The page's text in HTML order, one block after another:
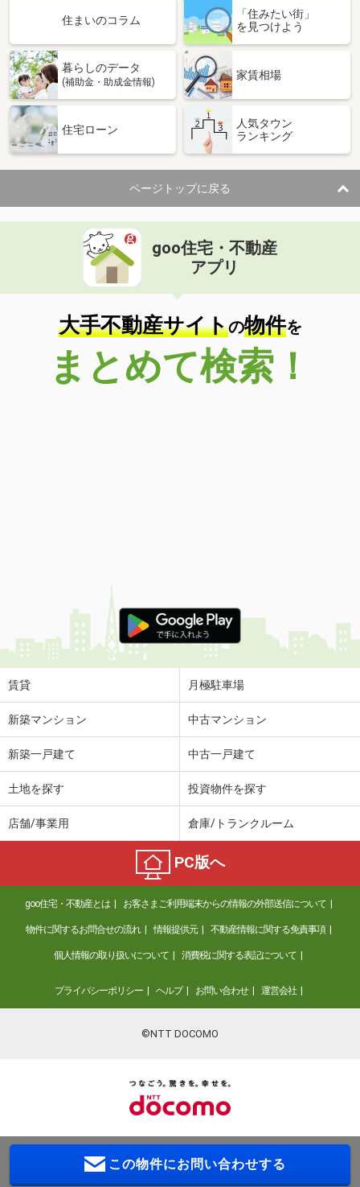
住まいのコラム
「住みたい街」
を見つけよう
暮らしのデータ
(補助金・助成金情報)
家賃相場
住宅ローン
人気タウン
ランキング
ページトップに戻る
goo住宅・不動産
アプリ
大手不動産サイトの物件を
まとめて検索！
賃貸 月極駐車場
新築マンション 中古マンション
新築一戸建て 中古一戸建て
土地を探す 投資物件を探す
店舗/事業用 倉庫/トランクルーム
PC版へ
goo住宅・不動産とは お客さまご利用端末からの情報の外部送信について
物件に関するお問合せの流れ 情報提供元 不動産情報に関する免責事項
個人情報の取り扱いについて 消費税に関する表記について
プライバシーポリシー ヘルプ お問い合わせ 運営会社
©NTT DOCOMO
この物件にお問い合わせする